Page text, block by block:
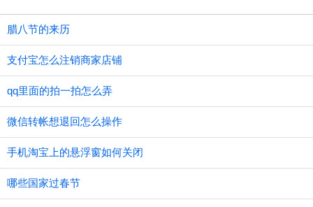
腊八节的来历
支付宝怎么注销商家店铺
qq里面的拍一拍怎么弄
微信转帐想退回怎么操作
手机淘宝上的悬浮窗如何关闭
哪些国家过春节